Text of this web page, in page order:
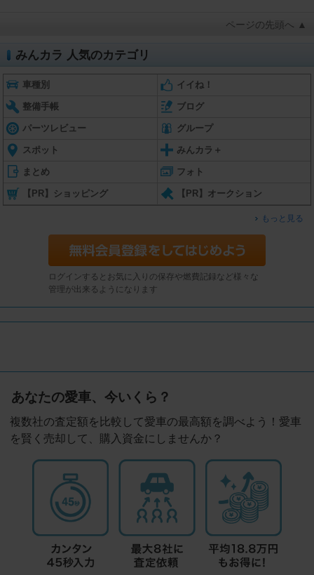
ページの先頭へ ▲
みんカラ 人気のカテゴリ
車種別 イイね！
整備手帳 ブログ
パーツレビュー グループ
スポット みんカラ＋
まとめ フォト
【PR】ショッピング 【PR】オークション
もっと見る
ログインするとお気に入りの保存や燃費記録など様々な
管理が出来るようになります
あなたの愛車、今いくら？
複数社の査定額を比較して愛車の最高額を調べよう！愛車
を賢く売却して、購入資金にしませんか？